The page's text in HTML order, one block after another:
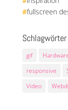
#fullscreen
Schlagwörter
gif
responsive
Video